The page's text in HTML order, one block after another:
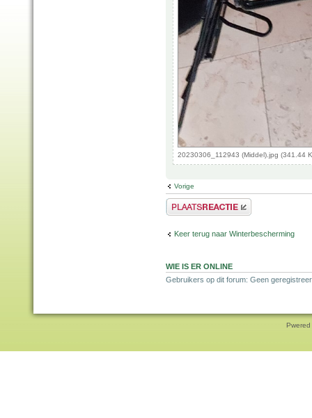
20230306_112943 (Middel).jpg (341.44
Vorige
Plaats een reactie
Keer terug naar Winterbescherming
WIE IS ER ONLINE
Gebruikers op dit forum: Geen